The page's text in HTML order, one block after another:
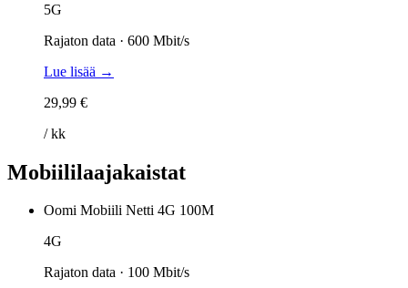
5G
Rajaton data · 600 Mbit/s
Lue lisää →
29,99 €
/ kk
Mobiililaajakaistat
Oomi Mobiili Netti 4G 100M
4G
Rajaton data · 100 Mbit/s